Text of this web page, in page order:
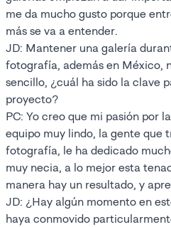
me da mucho gusto porque
más se va a entender.
JD: Mantener una galería
fotografía, además en México,
sencillo, ¿cuál ha sido la clave
proyecto?
PC: Yo creo que mi pasión por
equipo muy lindo, la gente que
fotografía, le ha dedicado
muy necia, a lo mejor esta
manera hay un resultado, y
JD: ¿Hay algún momento en
haya conmovido